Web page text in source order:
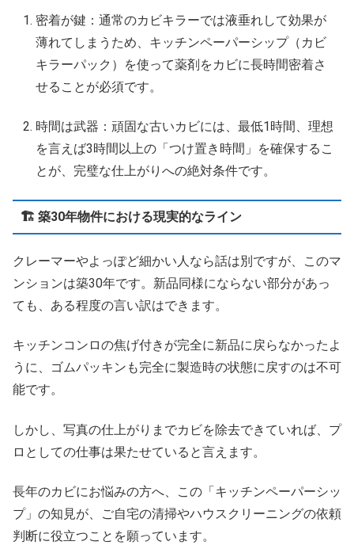
密着が鍵：通常のカビキラーでは液垂れして効果が
薄れてしまうため、キッチンペーパーシップ（カビ
キラーパック）を使って薬剤をカビに長時間密着さ
せることが必須です。
時間は武器：頑固な古いカビには、最低1時間、理想
を言えば3時間以上の「つけ置き時間」を確保するこ
とが、完璧な仕上がりへの絶対条件です。
🏗️ 築30年物件における現実的なライン
クレーマーやよっぽど細かい人なら話は別ですが、このマ
ンションは築30年です。新品同様にならない部分があっ
ても、ある程度の言い訳はできます。
キッチンコンロの焦げ付きが完全に新品に戻らなかったよ
うに、ゴムパッキンも完全に製造時の状態に戻すのは不可
能です。
しかし、写真の仕上がりまでカビを除去できていれば、プ
ロとしての仕事は果たせていると言えます。
長年のカビにお悩みの方へ、この「キッチンペーパーシッ
プ」の知見が、ご自宅の清掃やハウスクリーニングの依頼
判断に役立つことを願っています。